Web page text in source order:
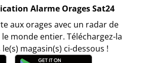
Alarme Orages Sat24
aux orages avec un radar de
monde entier. Téléchargez-la
magasin(s) ci-dessous !